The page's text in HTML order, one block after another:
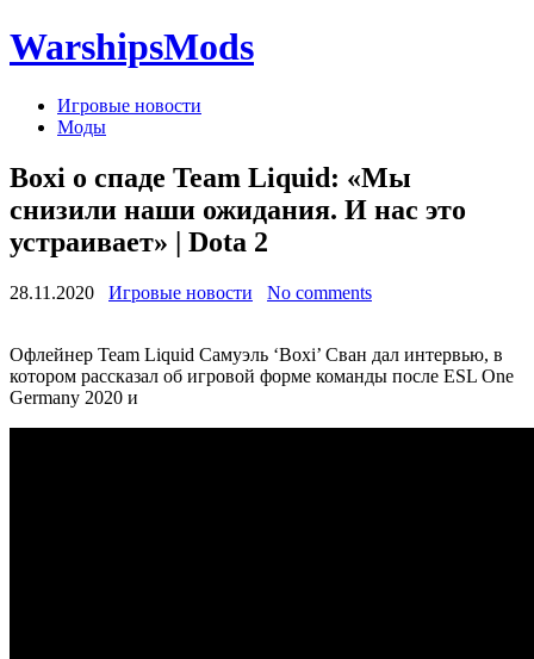
WarshipsMods
Игровые новости
Моды
Boxi о спаде Team Liquid: «Мы
снизили наши ожидания. И нас это
устраивает» | Dota 2
28.11.2020 Игровые новости No comments
Офлейнер Team Liquid Самуэль ‘Boxi’ Сван дал интервью, в
котором рассказал об игровой форме команды после ESL One
Germany 2020 и